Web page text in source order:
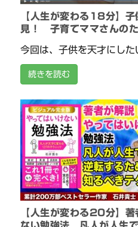
【人生が変わる18分】
見！ 子育てママさんの
今回は、子供を天才にし
続きを読む
【人生が変わる20分】
ない勉強法 凡人が人生